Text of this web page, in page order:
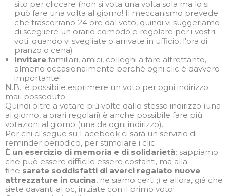
sito per cliccare (non si vota una volta sola ma lo si
può fare una volta al giorno! Il meccanismo prevede
che trascorrano 24 ore dal voto, quindi vi suggeriamo
di scegliere un orario comodo e regolare per i vostri
voti: quando vi svegliate o arrivate in ufficio, l'ora di
pranzo o cena)
Invitare familiari, amici, colleghi a fare altrettanto,
almeno occasionalmente perché ogni clic è davvero
importante!
N.B.: è possibile esprimere un voto per ogni indirizzo
mail posseduto.
Quindi oltre a votare più volte dallo stesso indirizzo (una
al giorno, a orari regolari) è anche possibile fare più
votazioni al giorno (una da ogni indirizzo).
Per chi ci segue su Facebook ci sarà un servizio di
reminder periodico, per stimolare i clic.
È un esercizio di memoria e di solidarietà: sappiamo
che può essere difficile essere costanti, ma alla
fine sarete soddisfatti di averci regalato nuove
attrezzature in cucina, ne siamo certi ;) e allora, già che
siete davanti al pc, iniziate con il primo voto!